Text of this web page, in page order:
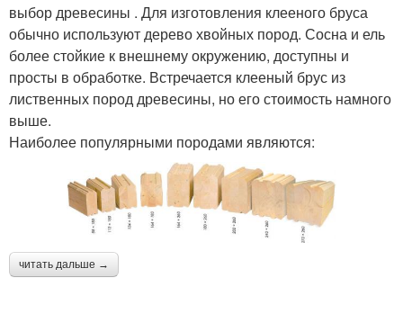
выбор древесины . Для изготовления клееного бруса
обычно используют дерево хвойных пород. Сосна и ель
более стойкие к внешнему окружению, доступны и
просты в обработке. Встречается клееный брус из
лиственных пород древесины, но его стоимость намного
выше.
Наиболее популярными породами являются:
читать дальше →